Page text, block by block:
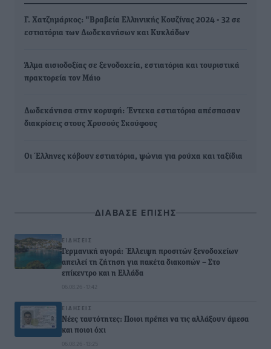
Γ. Χατζημάρκος: "Βραβεία Ελληνικής Κουζίνας 2024 - 32 σε
εστιατόρια των Δωδεκανήσων και Κυκλάδων
Άλμα αισιοδοξίας σε ξενοδοχεία, εστιατόρια και τουριστικά
πρακτορεία τον Μάιο
Δωδεκάνησα στην κορυφή: Έντεκα εστιατόρια απέσπασαν
διακρίσεις στους Χρυσούς Σκούφους
Οι Έλληνες κόβουν εστιατόρια, ψώνια για ρούχα και ταξίδια
ΔΙΑΒΑΣΕ ΕΠΙΣΗΣ
ΕΙΔΉΣΕΙΣ
Γερμανική αγορά: Έλλειψη προσιτών ξενοδοχείων
απειλεί τη ζήτηση για πακέτα διακοπών – Στο
επίκεντρο και η Ελλάδα
06.08.26 · 17:42
ΕΙΔΉΣΕΙΣ
Νέες ταυτότητες: Ποιοι πρέπει να τις αλλάξουν άμεσα
και ποιοι όχι
06.08.26 · 13:25